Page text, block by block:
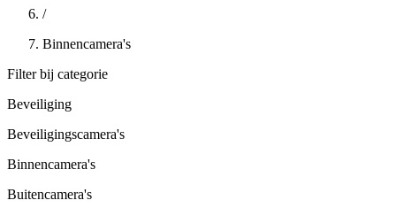
/
Binnencamera's
Filter bij categorie
Beveiliging
Beveiligingscamera's
Binnencamera's
Buitencamera's